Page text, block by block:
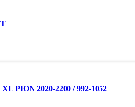
PION 2020-2200 / 992-1052